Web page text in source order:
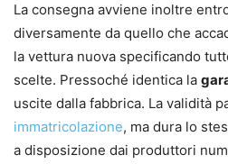
La consegna avviene inoltre
diversamente da quello che
la vettura nuova specificando
scelte. Pressoché identica la
uscite dalla fabbrica. La validità
immatricolazione, ma dura lo
a disposizione dai produttori